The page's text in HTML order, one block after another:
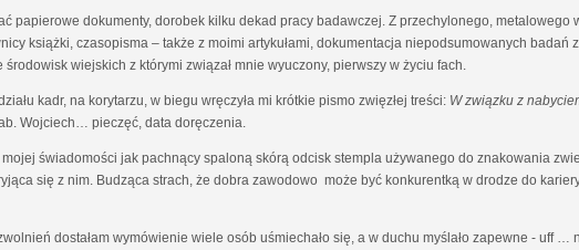
papierowe dokumenty, dorobek kilku dekad pracy badawczej. Z przechylonego, metalowego
książki, czasopisma – także z moimi artykułami, dokumentacja niepodsumowanych badań
wiejskich z którymi związał mnie wyuczony, pierwszy w życiu fach.
kadr, na korytarzu, w biegu wręczyła mi krótkie pismo zwięzłej treści: W związku z
Wojciech… pieczęć, data doręczenia.
mojej świadomości jak pachnący spaloną skórą odcisk stempla używanego do znakowania
się z nim. Budząca strach, że dobra zawodowo może być konkurentką w drodze do
dostałam wymówienie wiele osób uśmiechało się, a w duchu myślało zapewne - uff